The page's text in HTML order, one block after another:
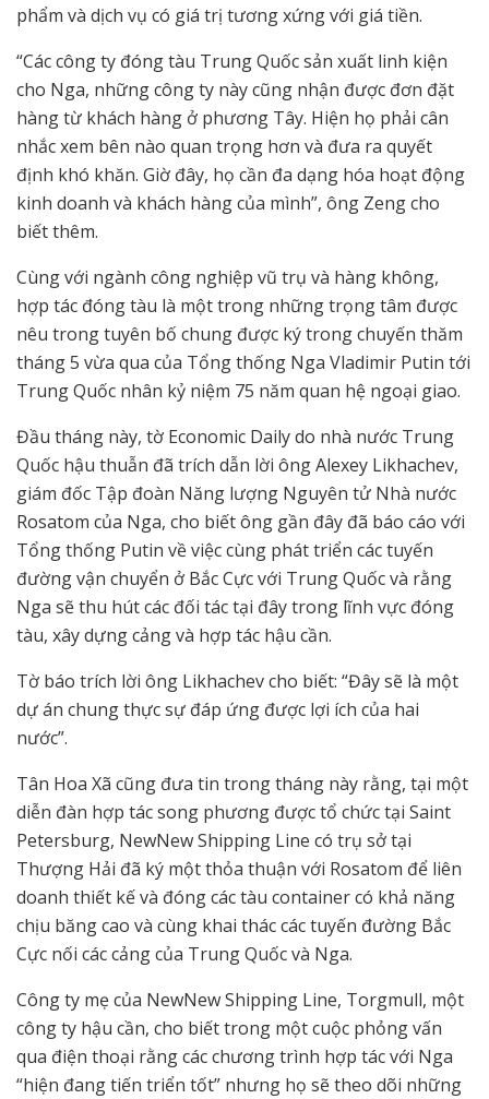
phẩm và dịch vụ có giá trị tương xứng với giá tiền.
“Các công ty đóng tàu Trung Quốc sản xuất linh kiện
cho Nga, những công ty này cũng nhận được đơn đặt
hàng từ khách hàng ở phương Tây. Hiện họ phải cân
nhắc xem bên nào quan trọng hơn và đưa ra quyết
định khó khăn. Giờ đây, họ cần đa dạng hóa hoạt động
kinh doanh và khách hàng của mình”, ông Zeng cho
biết thêm.
Cùng với ngành công nghiệp vũ trụ và hàng không,
hợp tác đóng tàu là một trong những trọng tâm được
nêu trong tuyên bố chung được ký trong chuyến thăm
tháng 5 vừa qua của Tổng thống Nga Vladimir Putin tới
Trung Quốc nhân kỷ niệm 75 năm quan hệ ngoại giao.
Đầu tháng này, tờ Economic Daily do nhà nước Trung
Quốc hậu thuẫn đã trích dẫn lời ông Alexey Likhachev,
giám đốc Tập đoàn Năng lượng Nguyên tử Nhà nước
Rosatom của Nga, cho biết ông gần đây đã báo cáo với
Tổng thống Putin về việc cùng phát triển các tuyến
đường vận chuyển ở Bắc Cực với Trung Quốc và rằng
Nga sẽ thu hút các đối tác tại đây trong lĩnh vực đóng
tàu, xây dựng cảng và hợp tác hậu cần.
Tờ báo trích lời ông Likhachev cho biết: “Đây sẽ là một
dự án chung thực sự đáp ứng được lợi ích của hai
nước”.
Tân Hoa Xã cũng đưa tin trong tháng này rằng, tại một
diễn đàn hợp tác song phương được tổ chức tại Saint
Petersburg, NewNew Shipping Line có trụ sở tại
Thượng Hải đã ký một thỏa thuận với Rosatom để liên
doanh thiết kế và đóng các tàu container có khả năng
chịu băng cao và cùng khai thác các tuyến đường Bắc
Cực nối các cảng của Trung Quốc và Nga.
Công ty mẹ của NewNew Shipping Line, Torgmull, một
công ty hậu cần, cho biết trong một cuộc phỏng vấn
qua điện thoại rằng các chương trình hợp tác với Nga
“hiện đang tiến triển tốt” nhưng họ sẽ theo dõi những